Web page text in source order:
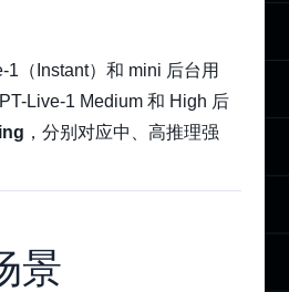
1（Instant）和 mini 后台用
Live-1 Medium 和 High 后
，分别对应中、高推理强
景